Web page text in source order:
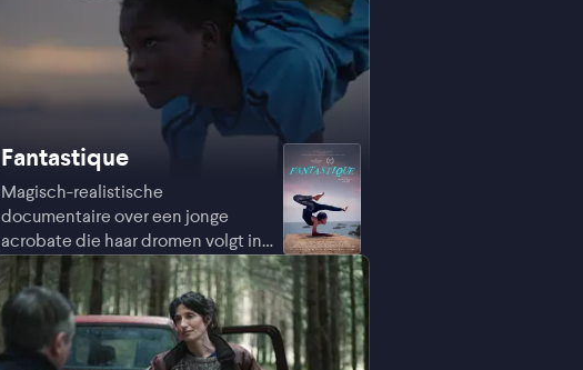
Fantastique
Magisch-realistische
documentaire over een jonge
acrobate die haar dromen volgt in
Guinee